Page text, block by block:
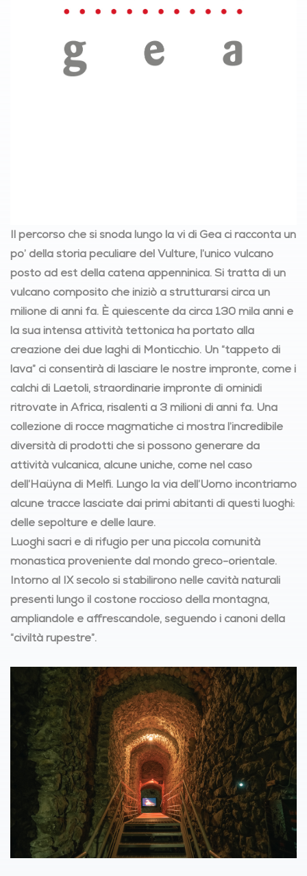
Il percorso che si snoda lungo la vi di Gea ci racconta un
po’ della storia peculiare del Vulture, l’unico vulcano
posto ad est della catena appenninica. Si tratta di un
vulcano composito che iniziò a strutturarsi circa un
milione di anni fa. È quiescente da circa 130 mila anni e
la sua intensa attività tettonica ha portato alla
creazione dei due laghi di Monticchio. Un “tappeto di
lava” ci consentirà di lasciare le nostre impronte, come i
calchi di Laetoli, straordinarie impronte di ominidi
ritrovate in Africa, risalenti a 3 milioni di anni fa. Una
collezione di rocce magmatiche ci mostra l’incredibile
diversità di prodotti che si possono generare da
attività vulcanica, alcune uniche, come nel caso
dell’Haüyna di Melfi. Lungo la via dell’Uomo incontriamo
alcune tracce lasciate dai primi abitanti di questi luoghi:
delle sepolture e delle laure.
Luoghi sacri e di rifugio per una piccola comunità
monastica proveniente dal mondo greco-orientale.
Intorno al IX secolo si stabilirono nelle cavità naturali
presenti lungo il costone roccioso della montagna,
ampliandole e affrescandole, seguendo i canoni della
“civiltà rupestre”.